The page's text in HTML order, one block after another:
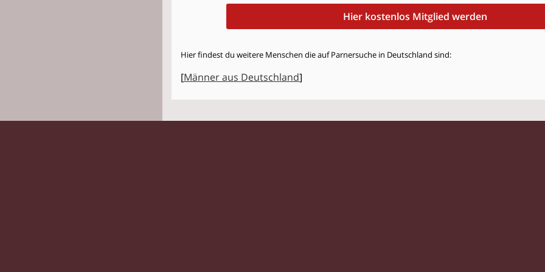
Hier kostenlos Mitglied werden
Hier findest du weitere Menschen die auf Parnersuche in Deutschland sind:
[Männer aus Deutschland]